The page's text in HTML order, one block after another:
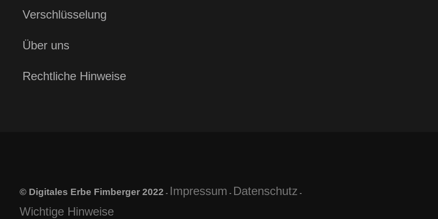
Verschlüsselung
Über uns
Rechtliche Hinweise
© Digitales Erbe Fimberger 2022 - Impressum - Datenschutz -
Wichtige Hinweise